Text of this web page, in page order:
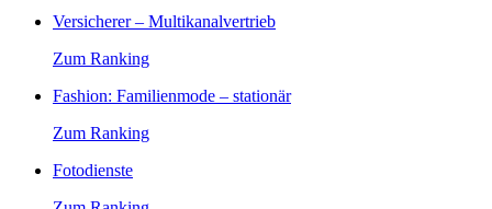
Versicherer – Multikanalvertrieb
Zum Ranking
Fashion: Familienmode – stationär
Zum Ranking
Fotodienste